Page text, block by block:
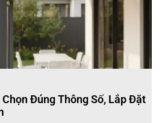
Đúng Thông Số, Lắp Đặt